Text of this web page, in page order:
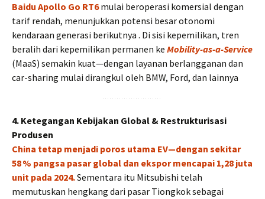
Baidu Apollo Go RT6mulai beroperasi komersial dengan
tarif rendah, menunjukkan potensi besar otonomi
kendaraan generasi berikutnya . Di sisi kepemilikan, tren
beralih dari kepemilikan permanen ke Mobility-as-a-Service
(MaaS) semakin kuat—dengan layanan berlangganan dan
car-sharing mulai dirangkul oleh BMW, Ford, dan lainnya
4. Ketegangan Kebijakan Global & Restrukturisasi
Produsen
China tetap menjadi poros utama EV—dengan sekitar
58 % pangsa pasar global dan ekspor mencapai 1,28 juta
unit pada 2024.Sementara itu Mitsubishi telah
memutuskan hengkang dari pasar Tiongkok sebagai